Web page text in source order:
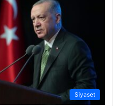
Siyaset